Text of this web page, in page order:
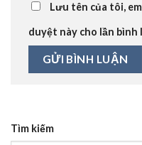
Lưu tên của tôi,
duyệt này cho lần bình
Tìm kiếm